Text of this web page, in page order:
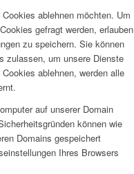
ablehnen möchten. Um
gefragt werden, erlauben
zu speichern. Sie können
zulassen, um unsere Dienste
ablehnen, werden alle
auf unserer Domain
können wie
Domains gespeichert
Ihres Browsers